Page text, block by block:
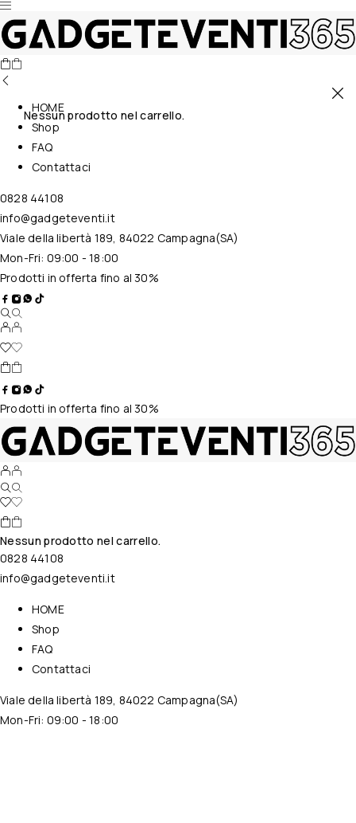
Nessun prodotto nel carrello.
HOME
Shop
FAQ
Contattaci
0828 44108
info@gadgeteventi.it
Viale della libertà 189, 84022 Campagna(SA)
Mon-Fri: 09:00 - 18:00
Prodotti in offerta fino al 30%
Prodotti in offerta fino al 30%
Nessun prodotto nel carrello.
0828 44108
info@gadgeteventi.it
HOME
Shop
FAQ
Contattaci
Viale della libertà 189, 84022 Campagna(SA)
Mon-Fri: 09:00 - 18:00